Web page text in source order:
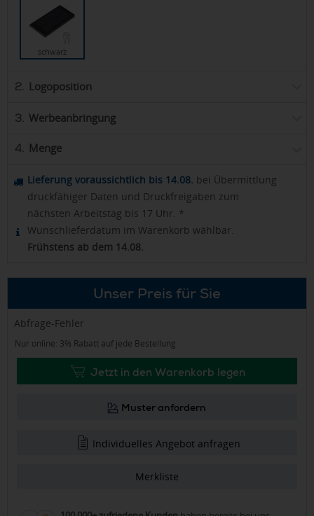
schwarz
2. Logoposition
3. Werbeanbringung
4. Menge
Lieferung voraussichtlich bis 14.08. bei Übermittlung
druckfähiger Daten und Druckfreigaben zum
nächsten Arbeitstag bis 17 Uhr. *
Wunschlieferdatum im Warenkorb wählbar.
Frühstens ab dem 14.08.
Unser Preis für Sie
Abfrage-Fehler
Nur online: 3% Rabatt auf jede Bestellung
Jetzt in den Warenkorb legen
Muster anfordern
Individuelles Angebot anfragen
Merkliste